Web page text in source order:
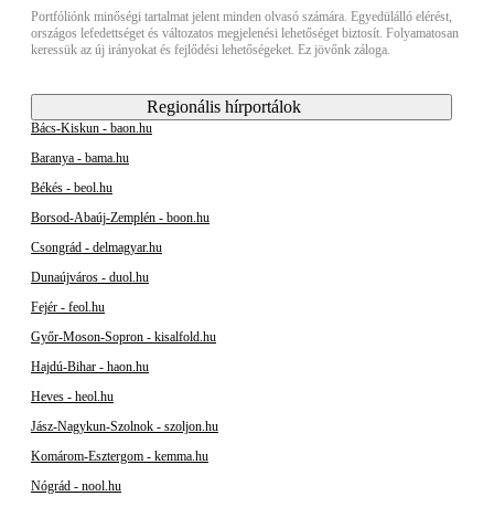
Portfóliónk minőségi tartalmat jelent minden olvasó számára. Egyedülálló elérést,
országos lefedettséget és változatos megjelenési lehetőséget biztosít. Folyamatosan
keressük az új irányokat és fejlődési lehetőségeket. Ez jövőnk záloga.
Regionális hírportálok
Bács-Kiskun - baon.hu
Baranya - bama.hu
Békés - beol.hu
Borsod-Abaúj-Zemplén - boon.hu
Csongrád - delmagyar.hu
Dunaújváros - duol.hu
Fejér - feol.hu
Győr-Moson-Sopron - kisalfold.hu
Hajdú-Bihar - haon.hu
Heves - heol.hu
Jász-Nagykun-Szolnok - szoljon.hu
Komárom-Esztergom - kemma.hu
Nógrád - nool.hu